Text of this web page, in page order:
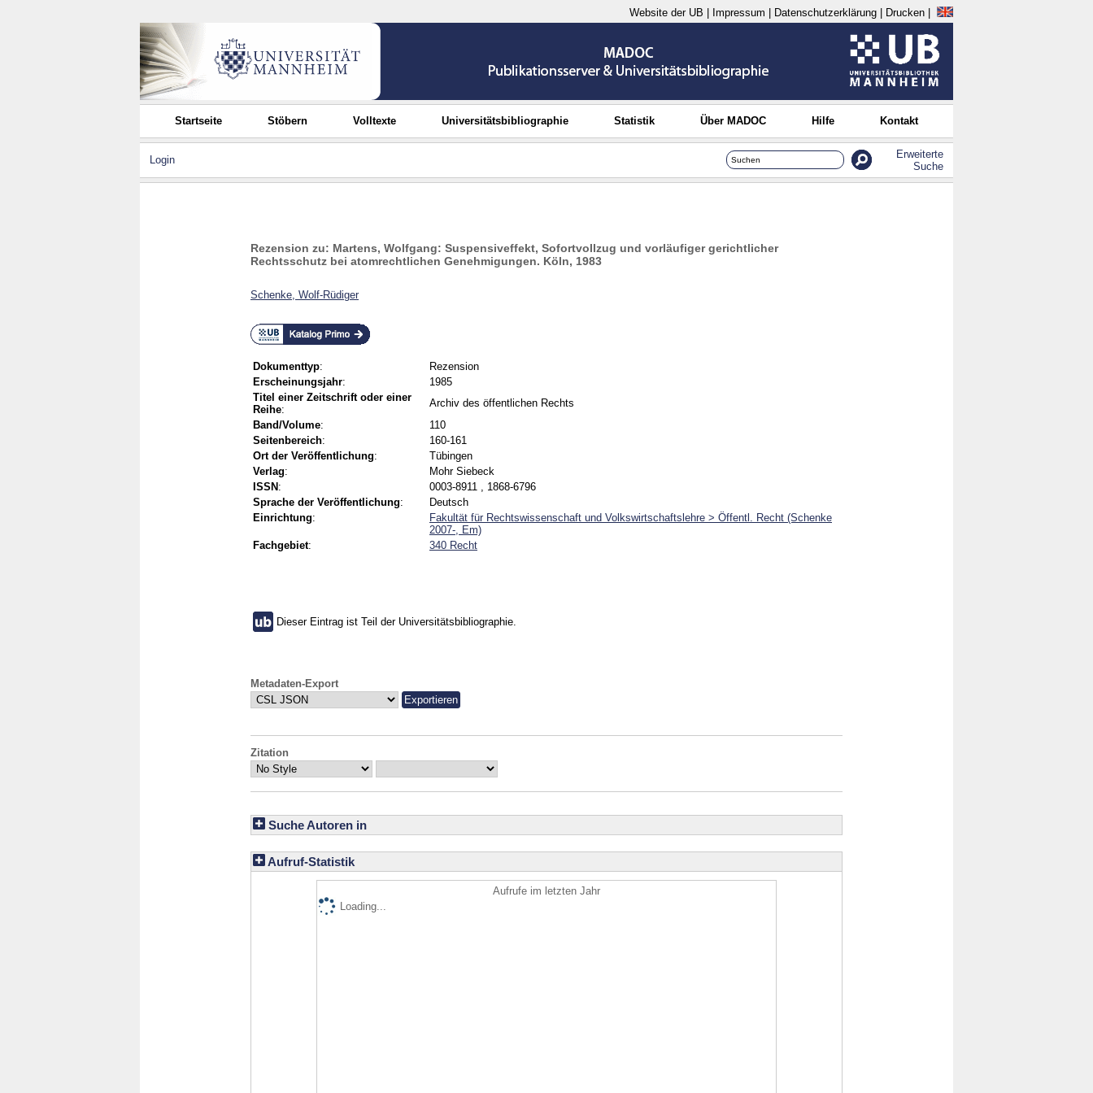
Website der UB Impressum Datenschutzerklärung Drucken
Startseite Stöbern Volltexte Universitätsbibliographie Statistik Über MADOC Hilfe Kontakt
Login
Erweiterte
Suche
Rezension zu: Martens, Wolfgang: Suspensiveffekt, Sofortvollzug und vorläufiger gerichtlicher
Rechtsschutz bei atomrechtlichen Genehmigungen. Köln, 1983
Schenke, Wolf-Rüdiger
Dokumenttyp:
Rezension
Erscheinungsjahr:
1985
Titel einer Zeitschrift oder einer
Reihe:
Archiv des öffentlichen Rechts
Band/Volume:
110
Seitenbereich:
160-161
Ort der Veröffentlichung:
Tübingen
Verlag:
Mohr Siebeck
ISSN :
0003-8911 , 1868-6796
Sprache der Veröffentlichung:
Deutsch
Einrichtung:
Fakultät für Rechtswissenschaft und Volkswirtschaftslehre > Öffentl. Recht (Schenke
2007-, Em)
Fachgebiet: 340 Recht
Dieser Eintrag ist Teil der Universitätsbibliographie.
Metadaten-Export
Zitation
Suche Autoren in
Aufruf-Statistik
Aufrufe im letzten Jahr
Loading...